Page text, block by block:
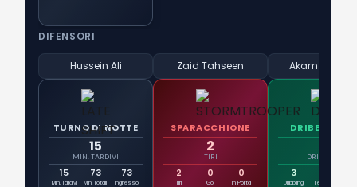
DIFENSORI
Hussein Ali
TURNO DI NOTTE
15
MIN. TARDIVI
15
Min. Tardivi
73
Min. Totali
73
Ingresso
Zaid Tahseen
SPARACCHIONE
2
TIRI
2
Tiri
0
Gol
0
In Porta
Akam
DRIBBLING
3
Dribbling Tentativi